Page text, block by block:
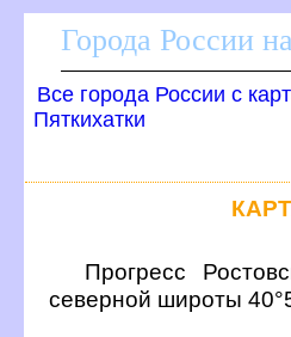
Города России
се города России с
Пяткихатки
Прогресс
северной широты